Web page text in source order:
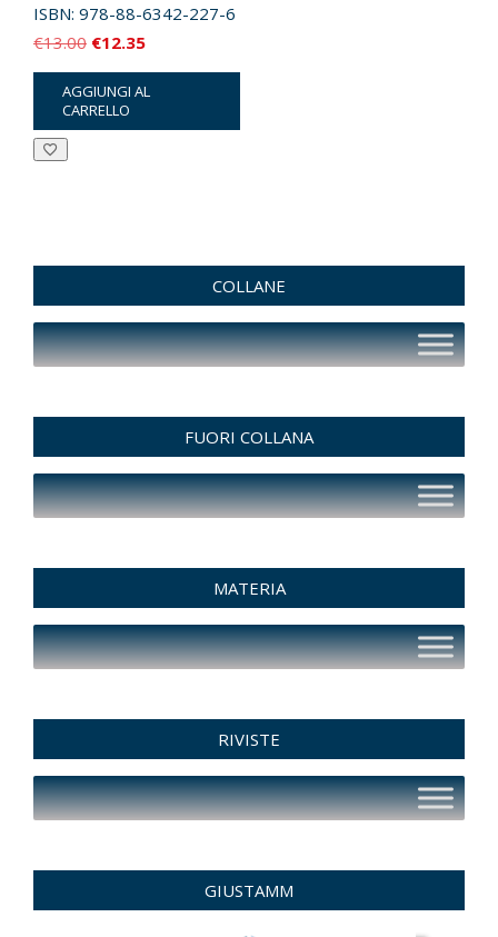
ISBN: 978-88-6342-227-6
€13.00 Il
prezzo
originale
era:
€12.35Il
prezzo
attuale
è:
AGGIUNGI AL
CARRELLO
COLLANE
FUORI COLLANA
MATERIA
RIVISTE
GIUSTAMM